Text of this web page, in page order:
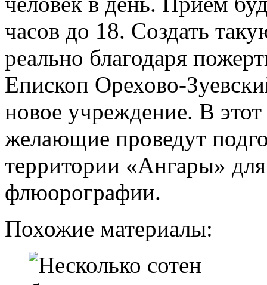
часов до 18. Создать
реально благодаря
Епископ Орехово-
новое учреждение. В
желающие проведут
территории «Ангары»
флюорографии.
Похожие материалы: